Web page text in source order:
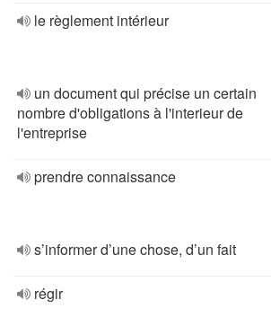
le règlement intérieur
un document qui précise un certain
nombre d'obligations à l'interieur de
l'entreprise
prendre connaissance
s’informer d’une chose, d’un fait
régir